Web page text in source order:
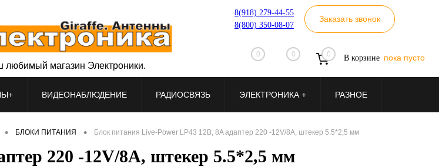
8(918) 279-44-55
8(800) 350-08-07
Заказать звонок
0 0 0 В корзине пока пусто
любимый магазин Электроники.
ВИДЕОНАБЛЮДЕНИЕ РАДИОСВЯЗЬ ЭЛЕКТРОНИКА + РАЗНОЕ
• БЛОКИ ПИТАНИЯ • Блок питания Live-Power LP43 12В, 8A адаптер 220 -12V/8A, штекер 5.5*2,5 мм
220 -12V/8A, штекер 5.5*2,5 мм